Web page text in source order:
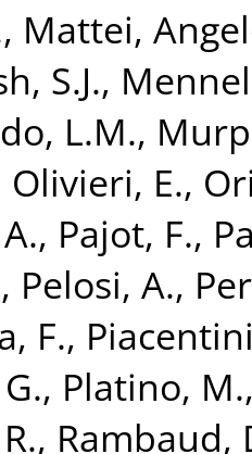
, Mattei,
S.J.,
L.M.,
Olivieri, E.,
, Pajot, F.,
, Pelosi, A.,
F.,
, Platino, M.
, Rambaud,